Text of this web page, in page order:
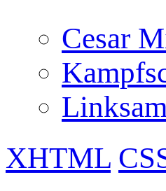
Cesar
XHTML